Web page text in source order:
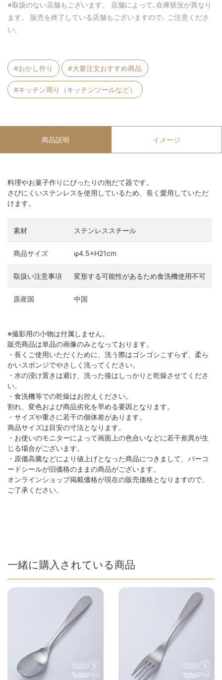
※取扱のない店舗もございます。 店舗によって､在庫状況が異なり
ます。 販売を終了している店舗もございますので､ ご注意くださ
い。
#おかし作り #大量注文おすすめ商品
#キッチン周り（キッチンツールなど）
商品説明 イメージ
料理やお菓子作りにぴったりの泡だて器です。
さびにくいステンレスを使用しているため、長く愛用していただ
けます。
素材 ステンレススチール
商品サイズ φ4.5×H21cm
取扱い注意事項 変形する可能性があるため食洗機使用不可
原産国 中国
※撮影用の小物は付属しません。
販売商品は単品の画像のみとなっております。
・長くご使用いただくために、洗う際はゴシゴシこすらず、柔ら
かいスポンジでやさしく洗ってください。
・水の浸け置きは避け、洗った後はしっかりと乾燥させてくださ
い。
・食洗機等での乾燥はお控えください。
割れ、変色および商品劣化を早める要因となります。
・サイズや重さに若干の個体差があります。
商品サイズは目安の寸法となります。
・お使いのモニターによって画面上の色合いなどに若干差異が生
じる場合がございます。
・原価高騰などにより値上げとなった商品につきまして、バーコ
ードシールが旧価格のままの商品がございます。
オンラインショップ掲載価格が現在の販売価格となりますので、
ご了承ください。
一緒に購入されている商品